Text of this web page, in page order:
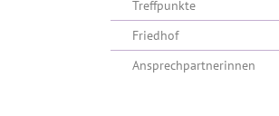
Treffpunkte
Friedhof
Ansprechpartnerinnen